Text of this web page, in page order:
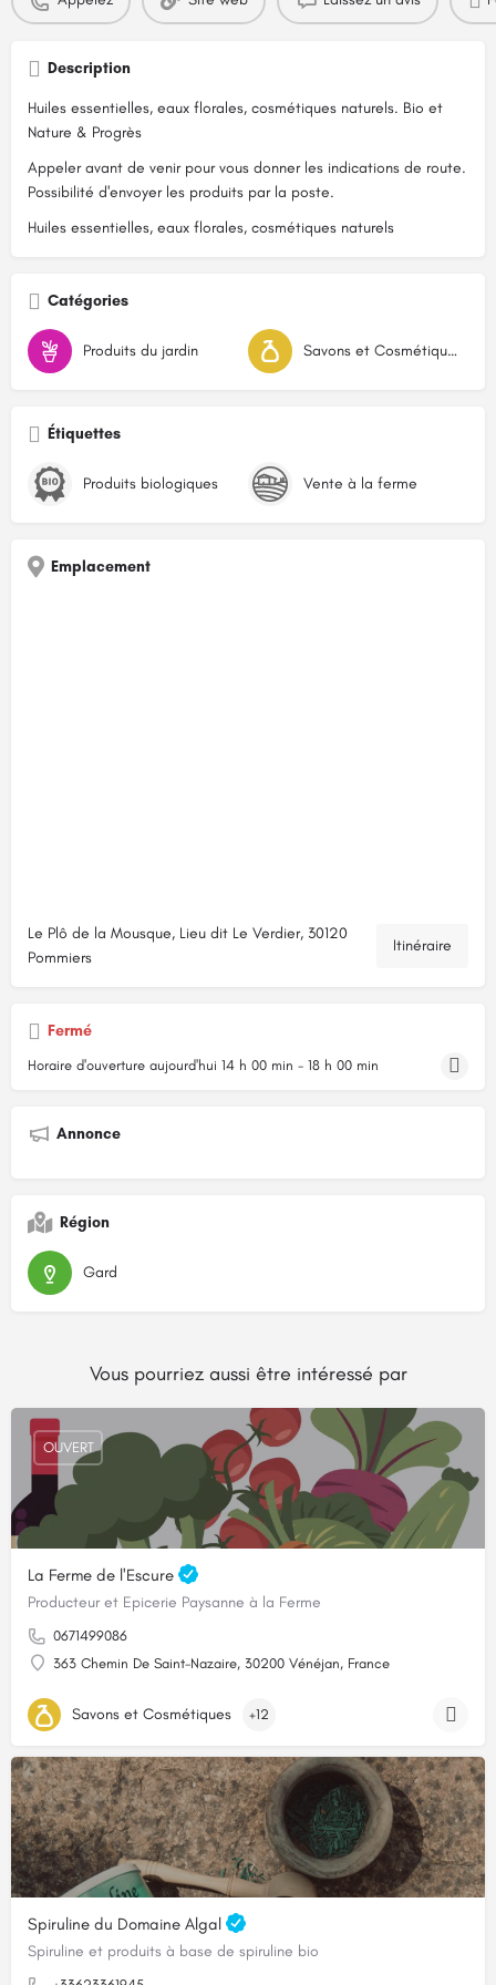
Description
Huiles essentielles, eaux florales, cosmétiques naturels. Bio et
Nature & Progrès
Appeler avant de venir pour vous donner les indications de route.
Possibilité d'envoyer les produits par la poste.
Huiles essentielles, eaux florales, cosmétiques naturels
Catégories
Produits du jardin Savons et Cosmétiques
Étiquettes
Produits biologiques Vente à la ferme
Emplacement
Le Plô de la Mousque, Lieu dit Le Verdier, 30120
Pommiers
Itinéraire
Fermé
Horaire d'ouverture aujourd'hui 14 h 00 min - 18 h 00 min
Annonce
Région
Gard
Vous pourriez aussi être intéressé par
La Ferme de l'Escure
Producteur et Epicerie Paysanne à la Ferme
0671499086
363 Chemin De Saint-Nazaire, 30200 Vénéjan, France
OUVERT
Savons et Cosmétiques +12
Spiruline du Domaine Algal
Spiruline et produits à base de spiruline bio